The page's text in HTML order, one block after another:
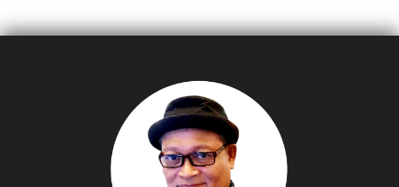
Orderland เจ้าชายในฝัน